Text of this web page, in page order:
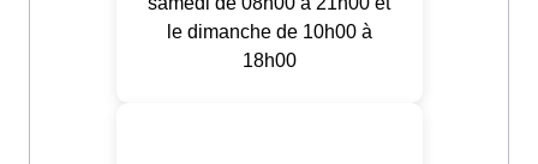
le dimanche de 10h00 à
18h00